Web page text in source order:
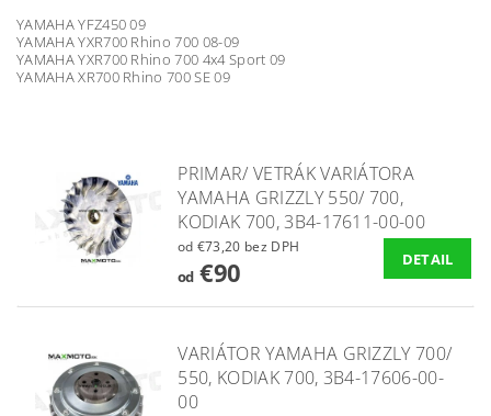
YAMAHA YFZ450 09
YAMAHA YXR700 Rhino 700 08-09
YAMAHA YXR700 Rhino 700 4x4 Sport 09
YAMAHA XR700 Rhino 700 SE 09
PRIMAR/ VETRÁK VARIÁTORA
YAMAHA GRIZZLY 550/ 700,
KODIAK 700, 3B4-17611-00-00
od €73,20 bez DPH
od€90 DETAIL
VARIÁTOR YAMAHA GRIZZLY 700/
550, KODIAK 700, 3B4-17606-00-
00